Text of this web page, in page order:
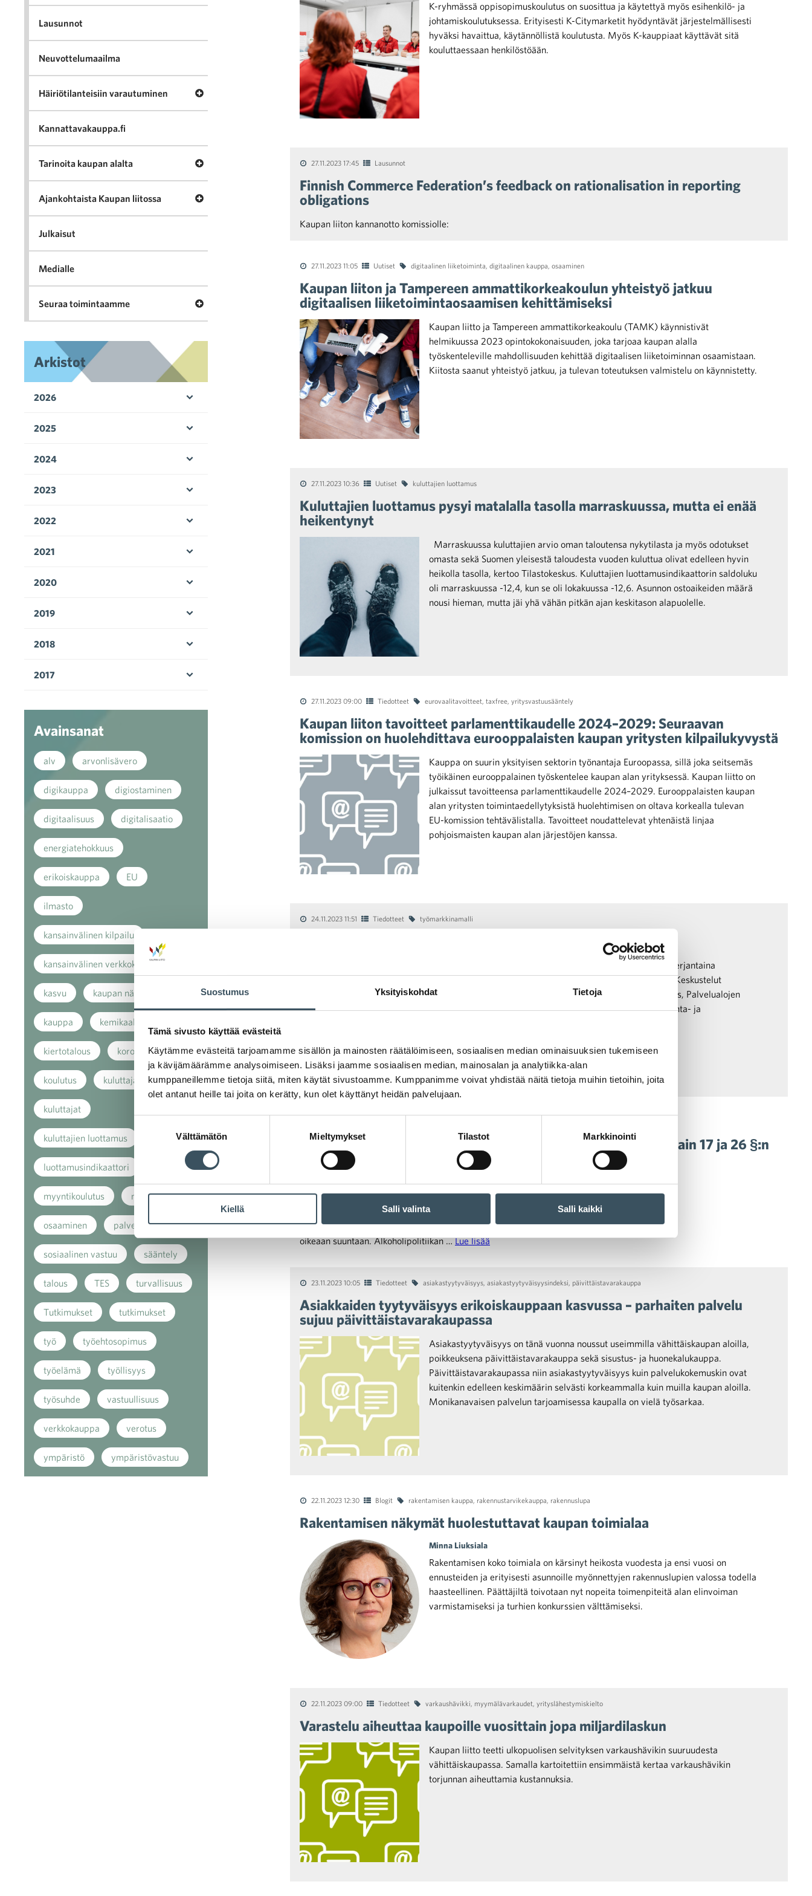
Suostumus Yksityiskohdat Tietoja
Tämä sivusto käyttää evästeitä
Käytämme evästeitä tarjoamamme sisällön ja mainosten räätälöimiseen, sosiaalisen median ominaisuuksien tukemiseen
ja kävijämäärämme analysoimiseen. Lisäksi jaamme sosiaalisen median, mainosalan ja analytiikka-alan
kumppaneillemme tietoja siitä, miten käytät sivustoamme. Kumppanimme voivat yhdistää näitä tietoja muihin tietoihin, joita
olet antanut heille tai joita on kerätty, kun olet käyttänyt heidän palvelujaan.
Välttämätön Mieltymykset Tilastot Markkinointi
Kiellä Salli valinta Salli kaikki
K-ryhmässä oppisopimuskoulutus on suosittua ja käytettyä myös esihenkilö- ja
johtamiskoulutuksessa. Erityisesti K-Citymarketit hyödyntävät järjestelmällisesti
hyväksi havaittua, käytännöllistä koulutusta. Myös K-kauppiaat käyttävät sitä
kouluttaessaan henkilöstöään.
27.11.2023 17:45 Lausunnot
Finnish Commerce Federation’s feedback on rationalisation in reporting
obligations
Kaupan liiton kannanotto komissiolle:
27.11.2023 11:05 Uutiset digitaalinen liiketoiminta, digitaalinen kauppa, osaaminen
Kaupan liiton ja Tampereen ammattikorkeakoulun yhteistyö jatkuu
digitaalisen liiketoimintaosaamisen kehittämiseksi
Kaupan liitto ja Tampereen ammattikorkeakoulu (TAMK) käynnistivät
helmikuussa 2023 opintokokonaisuuden, joka tarjoaa kaupan alalla
työskenteleville mahdollisuuden kehittää digitaalisen liiketoiminnan osaamistaan.
Kiitosta saanut yhteistyö jatkuu, ja tulevan toteutuksen valmistelu on käynnistetty.
27.11.2023 10:36 Uutiset kuluttajien luottamus
Kuluttajien luottamus pysyi matalalla tasolla marraskuussa, mutta ei enää
heikentynyt
Marraskuussa kuluttajien arvio oman taloutensa nykytilasta ja myös odotukset
omasta sekä Suomen yleisestä taloudesta vuoden kuluttua olivat edelleen hyvin
heikolla tasolla, kertoo Tilastokeskus. Kuluttajien luottamusindikaattorin saldoluku
oli marraskuussa -12,4, kun se oli lokakuussa -12,6. Asunnon ostoaikeiden määrä
nousi hieman, mutta jäi yhä vähän pitkän ajan keskitason alapuolelle.
27.11.2023 09:00 Tiedotteet eurovaalitavoitteet, taxfree, yritysvastuusääntely
Kaupan liiton tavoitteet parlamenttikaudelle 2024–2029: Seuraavan
komission on huolehdittava eurooppalaisten kaupan yritysten kilpailukyvystä
Kauppa on suurin yksityisen sektorin työnantaja Euroopassa, sillä joka seitsemäs
työikäinen eurooppalainen työskentelee kaupan alan yrityksessä. Kaupan liitto on
julkaissut tavoitteensa parlamenttikaudelle 2024–2029. Eurooppalaisten kaupan
alan yritysten toimintaedellytyksistä huolehtimisen on oltava korkealla tulevan
EU-komission tehtävälistalla. Tavoitteet noudattelevat yhtenäistä linjaa
pohjoismaisten kaupan alan järjestöjen kanssa.
24.11.2023 11:51 Tiedotteet työmarkkinamalli
Työmarkkinamallia koskevat keskustelut käynnistyivät
Työnantajien ja palkansaajien edustajat käynnistivät tänään perjantaina
keskustelut vientivetoisen työmarkkinamallin kehittämisestä. Keskustelut
kutsuivat koolle työnantajaliitot Kaupan liitto, Kemianteollisuus, Palvelualojen
työnantajat Palta, Teknologiateollisuuden työnantajat sekä Kunta- ja
Lausunto luonnoksesta hallituksen esitykseksi laiksi alkoholilain 17 ja 26 §:n
muutoksesta
Kaupan liitto kannattaa hallituksen esitysluonnoksen mukaista uudistusta al-
koholilakiin. Uudistus, jonka myötä alkoholijuomien vähittäismyyntiluvan
haltijoille sallittaisiin enintään 8,0 tilavuusprosenttia etyylialkoholia sisältävien
käymisteitse valmistettujen alkoholijuomien myynti, on kannatettava askel
oikeaan suuntaan. Alkoholipolitiikan …Lue lisää
23.11.2023 10:05 Tiedotteet asiakastyytyväisyys, asiakastyytyväisyysindeksi, päivittäistavarakauppa
Asiakkaiden tyytyväisyys erikoiskauppaan kasvussa – parhaiten palvelu
sujuu päivittäistavarakaupassa
Asiakastyytyväisyys on tänä vuonna noussut useimmilla vähittäiskaupan aloilla,
poikkeuksena päivittäistavarakauppa sekä sisustus- ja huonekalukauppa.
Päivittäistavarakaupassa niin asiakastyytyväisyys kuin palvelukokemuskin ovat
kuitenkin edelleen keskimäärin selvästi korkeammalla kuin muilla kaupan aloilla.
Monikanavaisen palvelun tarjoamisessa kaupalla on vielä työsarkaa.
22.11.2023 12:30 Blogit rakentamisen kauppa, rakennustarvikekauppa, rakennuslupa
Rakentamisen näkymät huolestuttavat kaupan toimialaa
Minna Liuksiala
Rakentamisen koko toimiala on kärsinyt heikosta vuodesta ja ensi vuosi on
ennusteiden ja erityisesti asunnoille myönnettyjen rakennuslupien valossa todella
haasteellinen. Päättäjiltä toivotaan nyt nopeita toimenpiteitä alan elinvoiman
varmistamiseksi ja turhien konkurssien välttämiseksi.
22.11.2023 09:00 Tiedotteet varkaushävikki, myymälävarkaudet, yrityslähestymiskielto
Varastelu aiheuttaa kaupoille vuosittain jopa miljardilaskun
Kaupan liitto teetti ulkopuolisen selvityksen varkaushävikin suuruudesta
vähittäiskaupassa. Samalla kartoitettiin ensimmäistä kertaa varkaushävikin
torjunnan aiheuttamia kustannuksia.
Lausunnot
Neuvottelumaailma
Häiriötilanteisiin varautuminen Avaa valikko Häiriötilanteisiin varautuminen
Kannattavakauppa.fi
Tarinoita kaupan alalta Avaa valikko Tarinoita kaupan alalta
Ajankohtaista Kaupan liitossa Avaa valikko Ajankohtaista Kaupan liitossa
Julkaisut
Medialle
Seuraa toimintaamme Avaa valikko Seuraa toimintaamme
Arkistot
2026
2025
2024
2023
2022
2021
2020
2019
2018
2017
Avainsanat
alv arvonlisävero
digikauppa digiostaminen
digitaalisuus digitalisaatio
energiatehokkuus
erikoiskauppa EU
ilmasto
kansainvälinen kilpailu
kansainvälinen verkkokauppa
kasvu kaupan näkymät
kauppa kemikaalit
kiertotalous koronavirus
koulutus kuluttaja
kuluttajat
kuluttajien luottamus
luottamusindikaattori
myyntikoulutus nuoret
osaaminen palvelut
sosiaalinen vastuu sääntely
talous TES turvallisuus
Tutkimukset tutkimukset
työ työehtosopimus
työelämä työllisyys
työsuhde vastuullisuus
verkkokauppa verotus
ympäristö ympäristövastuu